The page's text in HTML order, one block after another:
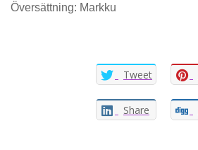
Översättning: Markku
Tweet
Share